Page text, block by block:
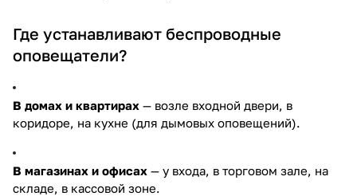
Где устанавливают беспроводные
оповещатели?
В домах и квартирах — возле входной двери, в
коридоре, на кухне (для дымовых оповещений).
В магазинах и офисах — у входа, в торговом зале, на
складе, в кассовой зоне.